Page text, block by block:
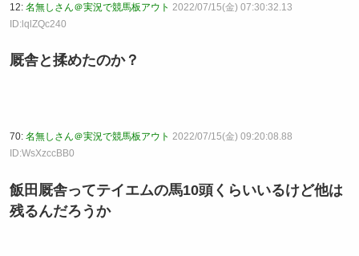
12: 名無しさん＠実況で競馬板アウト 2022/07/15(金) 07:30:32.13
ID:lqlZQc240
厩舎と揉めたのか？
70: 名無しさん＠実況で競馬板アウト 2022/07/15(金) 09:20:08.88
ID:WsXzccBB0
飯田厩舎ってテイエムの馬10頭くらいいるけど他は
残るんだろうか